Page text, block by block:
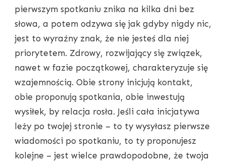
pierwszym spotkaniu znika na kilka dni bez
słowa, a potem odzywa się jak gdyby nigdy nic,
jest to wyraźny znak, że nie jesteś dla niej
priorytetem. Zdrowy, rozwijający się związek,
nawet w fazie początkowej, charakteryzuje się
wzajemnością. Obie strony inicjują kontakt,
obie proponują spotkania, obie inwestują
wysiłek, by relacja rosła. Jeśli cała inicjatywa
leży po twojej stronie – to ty wysyłasz pierwsze
wiadomości po spotkaniu, to ty proponujesz
kolejne – jest wielce prawdopodobne, że twoja